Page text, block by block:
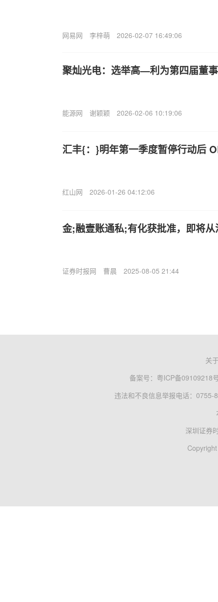
网易网 李梓萌 2026-02-07 16:49:06
聚灿光电：选举高—利为第四届董
能源网 谢颖颖 2026-02-06 10:19:06
汇丰{：}明年第一季度暂停行动后
红山网 2026-01-26 04:12:06
金;融壹账通私;有化获批准，即将
证券时报网 曹晨 2025-08-05 21:44
关
备案号： 粤ICP备09109218
违法和不良信息举报电话：0755-
深圳证券